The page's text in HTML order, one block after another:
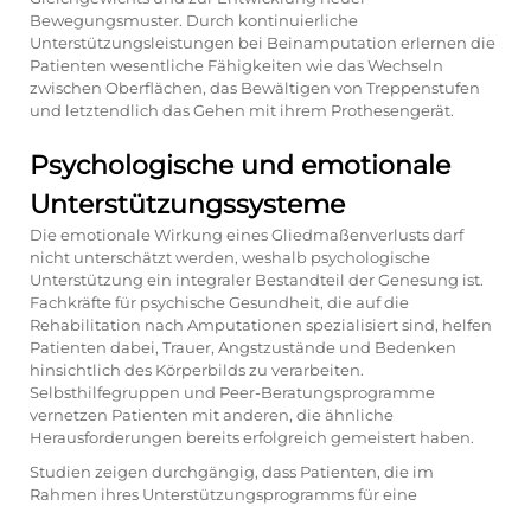
Bewegungsmuster. Durch kontinuierliche
Unterstützungsleistungen bei Beinamputation erlernen die
Patienten wesentliche Fähigkeiten wie das Wechseln
zwischen Oberflächen, das Bewältigen von Treppenstufen
und letztendlich das Gehen mit ihrem Prothesengerät.
Psychologische und emotionale
Unterstützungssysteme
Die emotionale Wirkung eines Gliedmaßenverlusts darf
nicht unterschätzt werden, weshalb psychologische
Unterstützung ein integraler Bestandteil der Genesung ist.
Fachkräfte für psychische Gesundheit, die auf die
Rehabilitation nach Amputationen spezialisiert sind, helfen
Patienten dabei, Trauer, Angstzustände und Bedenken
hinsichtlich des Körperbilds zu verarbeiten.
Selbsthilfegruppen und Peer-Beratungsprogramme
vernetzen Patienten mit anderen, die ähnliche
Herausforderungen bereits erfolgreich gemeistert haben.
Studien zeigen durchgängig, dass Patienten, die im
Rahmen ihres Unterstützungsprogramms für eine